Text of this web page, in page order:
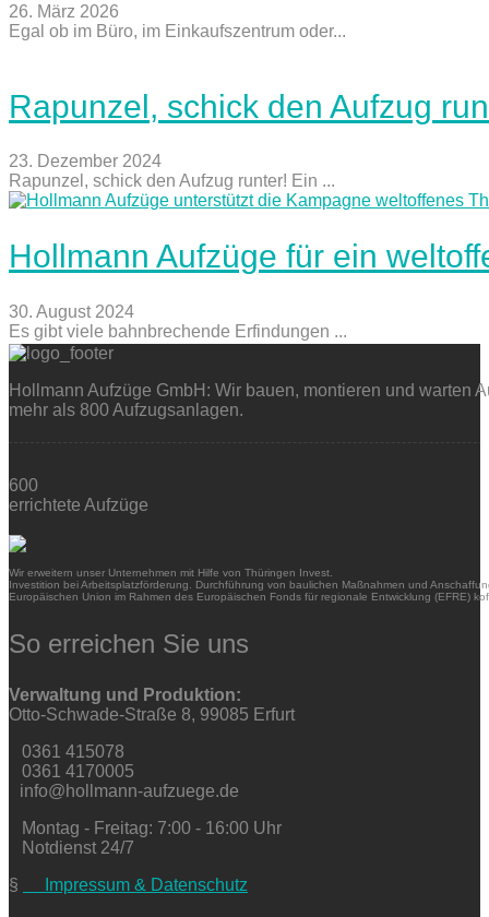
26. März 2026
Egal ob im Büro, im Einkaufszentrum oder...
Rapunzel, schick den Aufzug
23. Dezember 2024
Rapunzel, schick den Aufzug runter! Ein ...
Hollmann Aufzüge für ein
30. August 2024
Es gibt viele bahnbrechende Erfindungen ...
Hollmann Aufzüge GmbH: Wir bauen, montieren und warten
mehr als 800 Aufzugsanlagen.
600
errichtete Aufzüge
Wir erweitern unser Unternehmen mit Hilfe von Thüringen Invest.
Investition bei Arbeitsplatzförderung. Durchführung von baulichen Maßnahmen und
Europäischen Union im Rahmen des Europäischen Fonds für regionale Entwicklung (EFRE)
So erreichen Sie uns
Verwaltung und Produktion:
Otto-Schwade-Straße 8, 99085 Erfurt
0361 415078
0361 4170005
info@hollmann-aufzuege.de
Montag - Freitag: 7:00 - 16:00 Uhr
Notdienst 24/7
§
Impressum & Datenschutz